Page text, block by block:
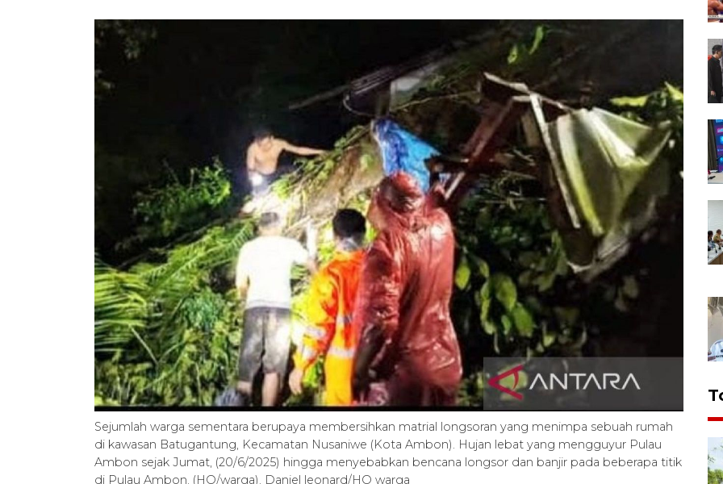
Sejumlah warga sementara berupaya membersihkan matrial longsoran yang menimpa sebuah rumah
di kawasan Batugantung, Kecamatan Nusaniwe (Kota Ambon). Hujan lebat yang mengguyur Pulau
Ambon sejak Jumat, (20/6/2025) hingga menyebabkan bencana longsor dan banjir pada beberapa titik
di Pulau Ambon. (HO/warga). Daniel leonard/HO warga